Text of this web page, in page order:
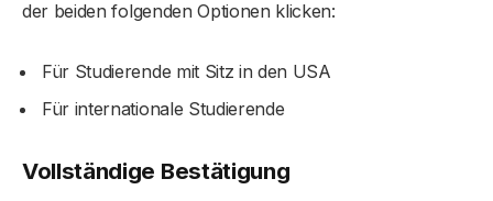
der beiden folgenden Optionen klicken:
Für Studierende mit Sitz in den USA
Für internationale Studierende
Vollständige Bestätigung